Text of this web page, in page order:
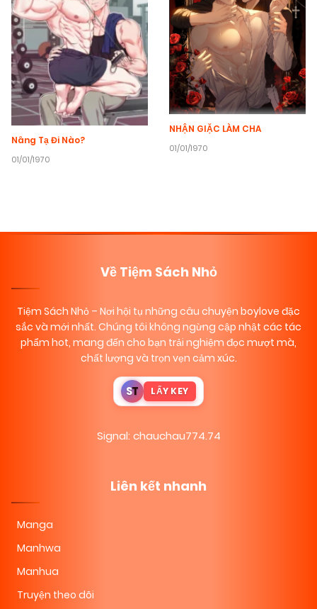
Nâng Tạ Đi Nào?
01/01/1970
NHẬN GIẶC LÀM CHA
01/01/1970
Về Tiệm Sách Nhỏ
Tiệm Sách Nhỏ – Nơi hội tụ những câu chuyện boylove đặc
sắc và mới nhất. Chúng tôi không ngừng cập nhật các tác
phẩm hot, mang đến cho bạn trải nghiệm đọc mượt mà,
chất lượng và trọn vẹn cảm xúc.
ST LẤY KEY
Signal: chauchau774.74
Liên kết nhanh
Manga
Manhwa
Manhua
Truyện theo dõi